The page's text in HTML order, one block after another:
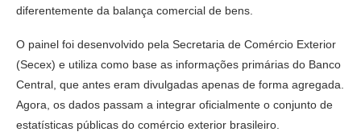
diferentemente da balança comercial de bens.
O painel foi desenvolvido pela Secretaria de Comércio Exterior
(Secex) e utiliza como base as informações primárias do Banco
Central, que antes eram divulgadas apenas de forma agregada.
Agora, os dados passam a integrar oficialmente o conjunto de
estatísticas públicas do comércio exterior brasileiro.